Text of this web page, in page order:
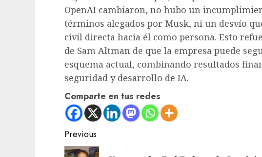
OpenAI cambiaron, no hubo un
términos alegados por Musk, ni un desvío
civil directa hacia él como persona. Esto
de Sam Altman de que la empresa puede
esquema actual, combinando resultados
seguridad y desarrollo de IA.
Comparte en tus redes
Post
navigation
Previous
Previous